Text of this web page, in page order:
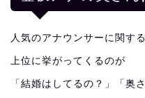
人気のアナウンサーに関す
上位に挙がってくるのが
「結婚はしてるの？」「奥